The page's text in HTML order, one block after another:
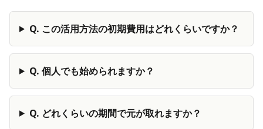
Q. この活用方法の初期費用はどれくらいですか？
Q. 個人でも始められますか？
Q. どれくらいの期間で元が取れますか？